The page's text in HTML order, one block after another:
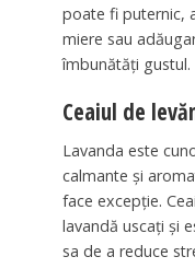
poate fi puternic,
miere sau
îmbunătăți gustul.
Ceaiul de
Lavanda este
calmante și
face excepție.
lavandă uscați și
sa de a reduce